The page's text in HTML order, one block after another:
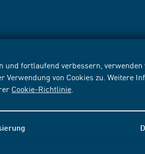
fortlaufend verbessern, verwenden
von Cookies zu. Weitere
Cookie-Richtlinie